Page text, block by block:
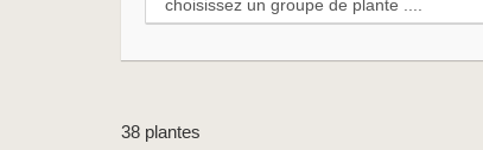
38 plantes